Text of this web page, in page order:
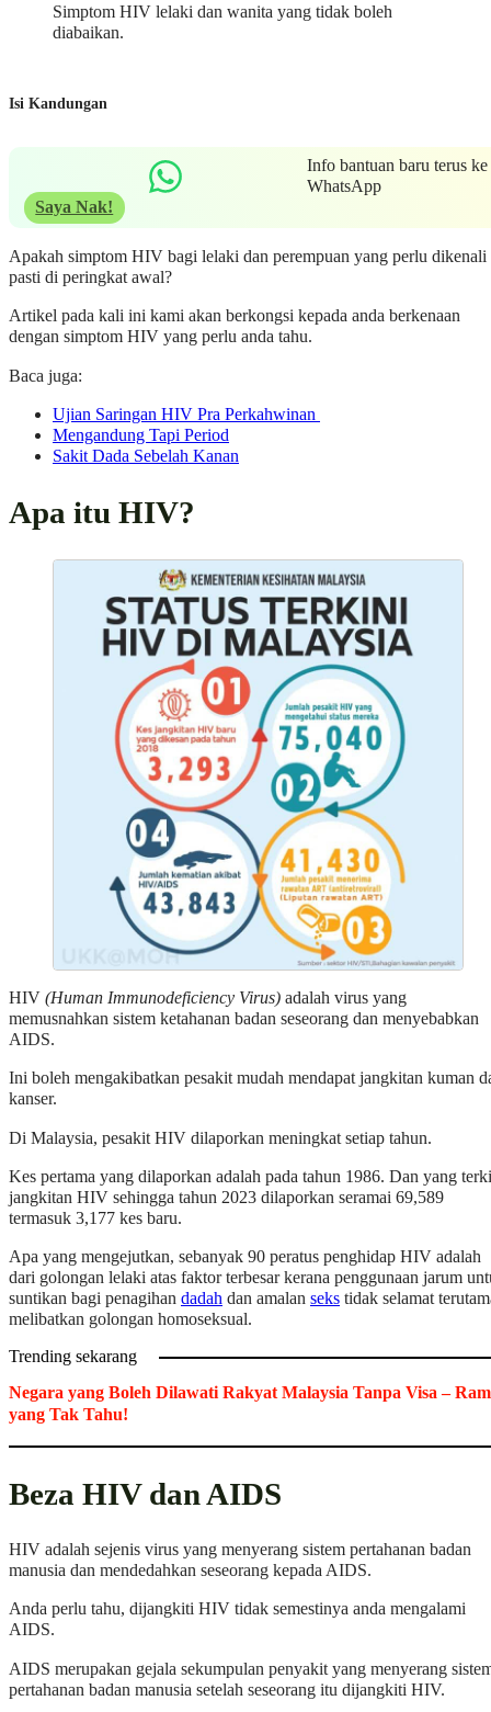
Simptom HIV lelaki dan wanita yang tidak boleh
diabaikan.
Isi Kandungan
Info bantuan baru terus ke
WhatsApp
Saya Nak!
Apakah simptom HIV bagi lelaki dan perempuan yang perlu dikenali
pasti di peringkat awal?
Artikel pada kali ini kami akan berkongsi kepada anda berkenaan
dengan simptom HIV yang perlu anda tahu.
Baca juga:
Ujian Saringan HIV Pra Perkahwinan
Mengandung Tapi Period
Sakit Dada Sebelah Kanan
Apa itu HIV?
HIV (Human Immunodeficiency Virus) adalah virus yang
memusnahkan sistem ketahanan badan seseorang dan menyebabkan
AIDS.
Ini boleh mengakibatkan pesakit mudah mendapat jangkitan kuman
kanser.
Di Malaysia, pesakit HIV dilaporkan meningkat setiap tahun.
Kes pertama yang dilaporkan adalah pada tahun 1986. Dan yang
jangkitan HIV sehingga tahun 2023 dilaporkan seramai 69,589
termasuk 3,177 kes baru.
Apa yang mengejutkan, sebanyak 90 peratus penghidap HIV adalah
dari golongan lelaki atas faktor terbesar kerana penggunaan jarum
suntikan bagi penagihan dadah dan amalan seks tidak selamat
melibatkan golongan homoseksual.
Trending sekarang
Negara yang Boleh Dilawati Rakyat Malaysia Tanpa Visa –
yang Tak Tahu!
Beza HIV dan AIDS
HIV adalah sejenis virus yang menyerang sistem pertahanan badan
manusia dan mendedahkan seseorang kepada AIDS.
Anda perlu tahu, dijangkiti HIV tidak semestinya anda mengalami
AIDS.
AIDS merupakan gejala sekumpulan penyakit yang menyerang
pertahanan badan manusia setelah seseorang itu dijangkiti HIV.